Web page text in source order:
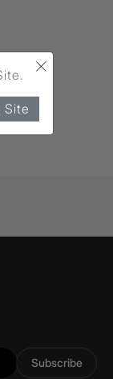
Subscribe
×
Site